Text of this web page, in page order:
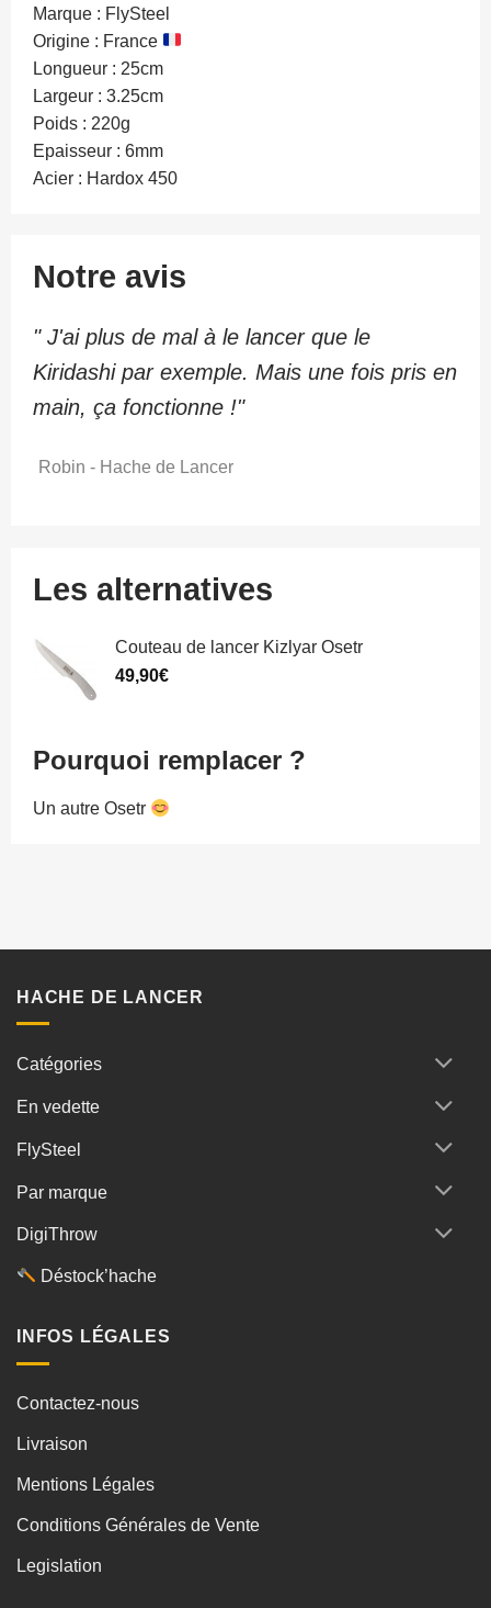
configurator
(next
element)
Marque : FlySteel
Origine : France
Longueur : 25cm
Largeur : 3.25cm
Poids : 220g
Epaisseur : 6mm
Acier : Hardox 450
Notre avis
" J'ai plus de mal à le lancer que le
Kiridashi par exemple. Mais une fois pris en
main, ça fonctionne !"
Robin - Hache de Lancer
Les alternatives
Couteau de lancer Kizlyar Osetr
49,90€
Pourquoi remplacer ?
Un autre Osetr
HACHE DE LANCER
Catégories
En vedette
FlySteel
Par marque
DigiThrow
Déstock’hache
INFOS LÉGALES
Contactez-nous
Livraison
Mentions Légales
Conditions Générales de Vente
Legislation